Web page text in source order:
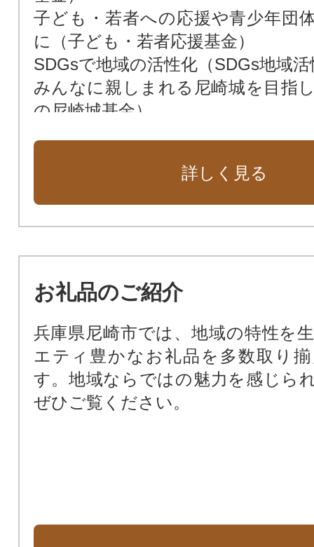
子ども・若者への応援や青少年団
に（子ども・若者応援基金）
SDGsで地域の活性化（SDGs地域
みんなに親しまれる尼崎城を目指
の尼崎城基金）
市民福祉の向上のために（市民福祉
動物愛護のために（動物愛護基金）
新しい本庁舎を建設（新本庁舎建設
基金）
尼崎の歴史文化を次世代に受け継
化財保存活用基金）
阪神タイガースファーム施設周辺
田南公園周辺地域活性化基金）
詳しく見る
お礼品のご紹介
兵庫県尼崎市では、地域の特性を
エティ豊かなお礼品を多数取り
す。地域ならではの魅力を感じら
ぜひご覧ください。